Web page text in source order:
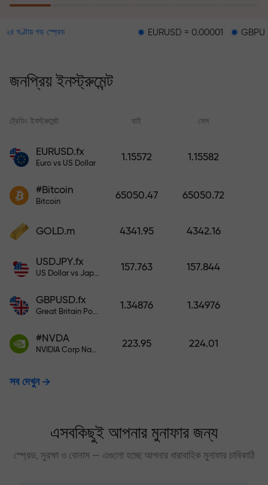
মাসের মধ্যে মুনাফা তিনগুণ করার নিশ্চয়তা দেওয়া
হয়। নিশ্চিন্তে ট্রেডিং করুন — আপনার মূলধন
ডিপোজিট করুন এবং আপনার ডিপোজিটের 1,000
গুণ বোনাস নিন। X1000 কোনো টাইপিং মিসটেক
ততই বেশি।
২৪ ঘণ্টায় গড় স্প্রেড EURUSD = 0.00001 GBPUSD = 0.00003
জনপ্রিয় ইনস্ট্রুমেন্ট
ট্রেডিং ইনস্ট্রুমেন্ট বাই সেল
EURUSD.fx
Euro vs US Dollar
1.15572 1.15582
#Bitcoin
Bitcoin
65050.47 65050.72
GOLD.m 4341.95 4342.16
USDJPY.fx
US Dollar vs Japanese Yen
157.763 157.844
GBPUSD.fx
Great Britain Pound vs US Dollar
1.34876 1.34976
#NVDA
NVIDIA Corp Nasdaq Stock Exchange (Nasdaq) USD
223.95 224.01
সব দেখুন
এসবকিছুই আপনার মুনাফার জন্য
স্প্রেড, সুরক্ষা ও বোনাস — এগুলো হচ্ছে আপনার ধারাবাহিক মুনাফার চাবিকাঠি